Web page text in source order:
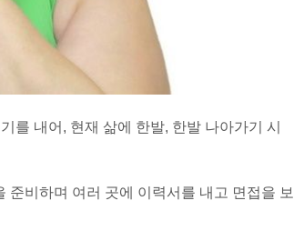
를 내어, 현재 삶에 한발, 한발 나아가기 시
준비하며 여러 곳에 이력서를 내고 면접을 보